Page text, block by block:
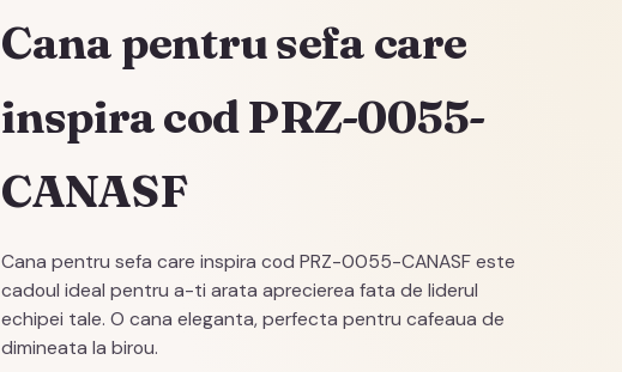
Cana pentru sefa care
inspira cod PRZ-0055-
CANASF
Cana pentru sefa care inspira cod PRZ-0055-CANASF este
cadoul ideal pentru a-ti arata aprecierea fata de liderul
echipei tale. O cana eleganta, perfecta pentru cafeaua de
dimineata la birou.